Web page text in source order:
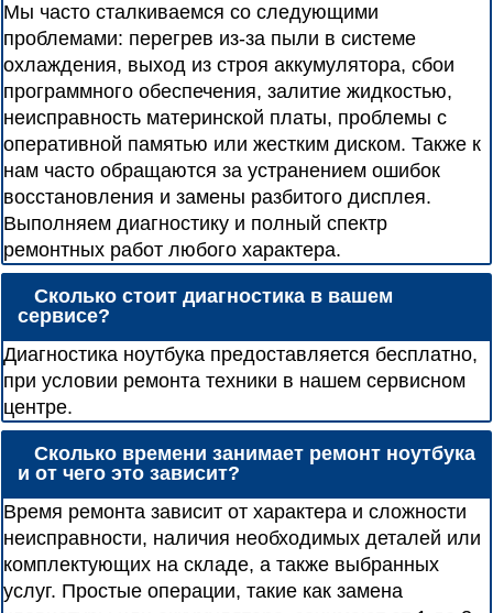
Мы часто сталкиваемся со следующими
проблемами: перегрев из-за пыли в системе
охлаждения, выход из строя аккумулятора, сбои
программного обеспечения, залитие жидкостью,
неисправность материнской платы, проблемы с
оперативной памятью или жестким диском. Также к
нам часто обращаются за устранением ошибок
восстановления и замены разбитого дисплея.
Выполняем диагностику и полный спектр
ремонтных работ любого характера.
Сколько стоит диагностика в вашем
сервисе?
Диагностика ноутбука предоставляется бесплатно,
при условии ремонта техники в нашем сервисном
центре.
Сколько времени занимает ремонт ноутбука
и от чего это зависит?
Время ремонта зависит от характера и сложности
неисправности, наличия необходимых деталей или
комплектующих на складе, а также выбранных
услуг. Простые операции, такие как замена